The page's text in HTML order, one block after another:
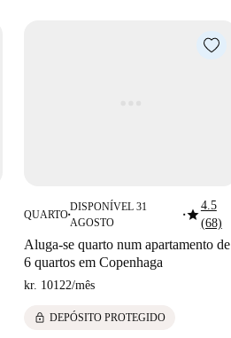
QUARTO■
DISPONÍVEL 31
AGOSTO
■star4.5
(68)
Aluga-se quarto num apartamento de
6 quartos em Copenhaga
kr. 10122/mês
lock DEPÓSITO PROTEGIDO